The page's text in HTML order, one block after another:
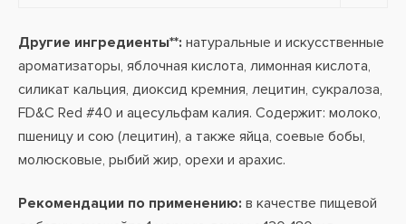
Другие ингредиенты**: натуральные и искусственные
ароматизаторы, яблочная кислота, лимонная кислота,
силикат кальция, диоксид кремния, лецитин, сукралоза,
FD&C Red #40 и ацесульфам калия. Содержит: молоко,
пшеницу и сою (лецитин), а также яйца, соевые бобы,
молюсковые, рыбий жир, орехи и арахис.
Рекомендации по применению: в качестве пищевой